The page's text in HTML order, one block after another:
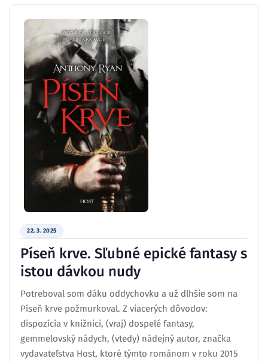
22. 3. 2025
Píseň krve. Sľubné epické fantasy s
istou dávkou nudy
Potreboval som dáku oddychovku a už dlhšie som na
Píseň krve požmurkoval. Z viacerých dôvodov:
dispozícia v knižnici, (vraj) dospelé fantasy,
gemmelovský nádych, (vtedy) nádejný autor, značka
vydavateľstva Host, ktoré týmto románom v roku 2015